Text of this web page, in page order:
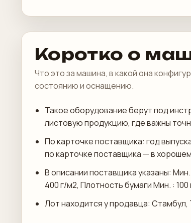
Коротко о
Что это за машина, в какой она
состоянию и оснащению.
Такое оборудование берут под
листовую продукцию, где важны
По карточке поставщика: год
по карточке поставщика — в
В описании поставщика указаны:
400 г/м2, Плотность бумаги Мин. : 100
Лот находится у продавца: